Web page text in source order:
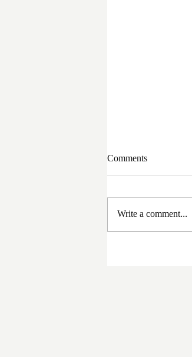
Comments
Write a comment...